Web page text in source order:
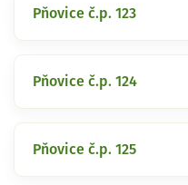
Pňovice č.p. 123
Pňovice č.p. 124
Pňovice č.p. 125